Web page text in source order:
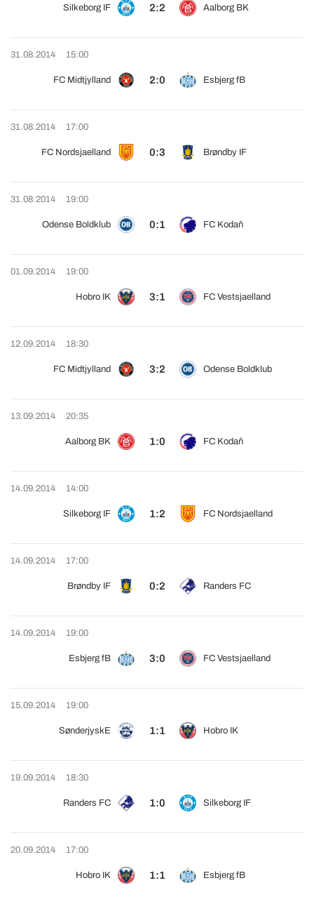
Silkeborg IF 2:2 Aalborg BK
31.08.2014 15:00
FC Midtjylland 2:0 Esbjerg fB
31.08.2014 17:00
FC Nordsjaelland 0:3 Brøndby IF
31.08.2014 19:00
Odense Boldklub 0:1 FC Kodaň
01.09.2014 19:00
Hobro IK 3:1 FC Vestsjaelland
12.09.2014 18:30
FC Midtjylland 3:2 Odense Boldklub
13.09.2014 20:35
Aalborg BK 1:0 FC Kodaň
14.09.2014 14:00
Silkeborg IF 1:2 FC Nordsjaelland
14.09.2014 17:00
Brøndby IF 0:2 Randers FC
14.09.2014 19:00
Esbjerg fB 3:0 FC Vestsjaelland
15.09.2014 19:00
SønderjyskE 1:1 Hobro IK
19.09.2014 18:30
Randers FC 1:0 Silkeborg IF
20.09.2014 17:00
Hobro IK 1:1 Esbjerg fB